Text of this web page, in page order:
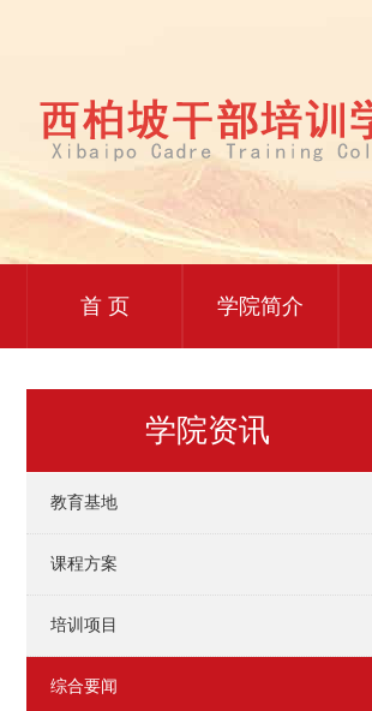
首 页 学院简介
学院资讯
教育基地
课程方案
培训项目
综合要闻